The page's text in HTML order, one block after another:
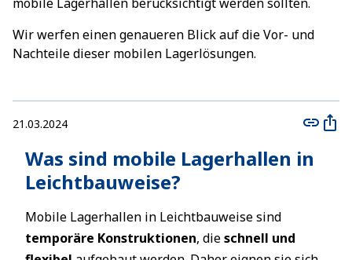
Wir werfen einen genaueren Blick auf die Vor- und
Nachteile dieser mobilen Lagerlösungen.
21.03.2024
Was sind mobile Lagerhallen in
Leichtbauweise?
Mobile Lagerhallen in Leichtbauweise sind
temporäre Konstruktionen, dieschnell und